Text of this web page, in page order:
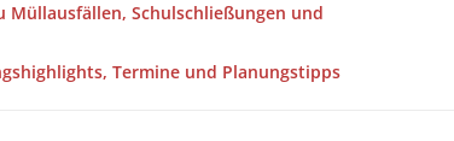
Schulschließungen und
Termine und Planungstipps